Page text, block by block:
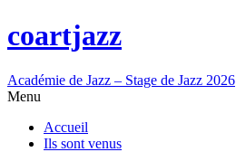
coartjazz
Académie de Jazz – Stage de Jazz 2026
Menu
Accueil
Ils sont venus